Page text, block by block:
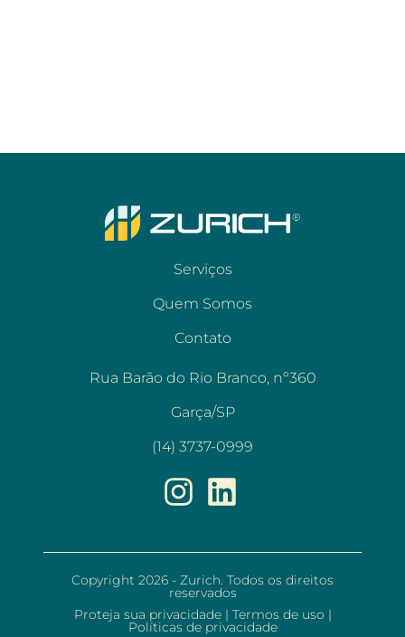
Serviços
Quem Somos
Contato
Rua Barão do Rio Branco, nº360
Garça/SP
(14) 3737-0999
Copyright 2026 - Zurich. Todos os direitos
reservados
Proteja sua privacidade | Termos de uso |
Políticas de privacidade